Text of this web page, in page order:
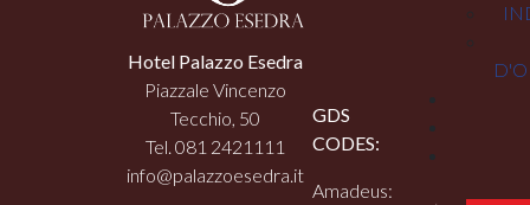
Hotel Palazzo Esedra
Piazzale Vincenzo
Tecchio, 50
Tel. 081 2421111
info@palazzoesedra.it
GDS
CODES:
Amadeus: